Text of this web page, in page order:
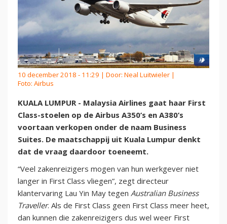
10 december 2018 - 11:29 | Door: Neal Luitwieler |
Foto: Airbus
KUALA LUMPUR - Malaysia Airlines gaat haar First
Class-stoelen op de Airbus A350’s en A380’s
voortaan verkopen onder de naam Business
Suites. De maatschappij uit Kuala Lumpur denkt
dat de vraag daardoor toeneemt.
“Veel zakenreizigers mogen van hun werkgever niet
langer in First Class vliegen”, zegt directeur
klantervaring Lau Yin May tegen Australian Business
Traveller. Als de First Class geen First Class meer heet,
dan kunnen die zakenreizigers dus wel weer First